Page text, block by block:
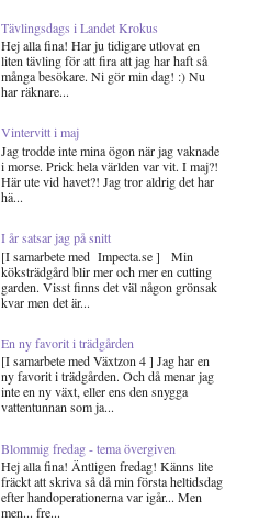
Tävlingsdags i Landet Krokus
Hej alla fina! Har ju tidigare utlovat en
liten tävling för att fira att jag har haft så
många besökare. Ni gör min dag! :) Nu
har räknare...
Vintervitt i maj
Jag trodde inte mina ögon när jag vaknade
i morse. Prick hela världen var vit. I maj?!
Här ute vid havet?! Jag tror aldrig det har
hä...
I år satsar jag på snitt
[I samarbete med Impecta.se ] Min
köksträdgård blir mer och mer en cutting
garden. Visst finns det väl någon grönsak
kvar men det är...
En ny favorit i trädgården
[I samarbete med Växtzon 4 ] Jag har en
ny favorit i trädgården. Och då menar jag
inte en ny växt, eller ens den snygga
vattentunnan som ja...
Blommig fredag - tema övergiven
Hej alla fina! Äntligen fredag! Känns lite
fräckt att skriva så då min första heltidsdag
efter handoperationerna var igår... Men
men... fre...